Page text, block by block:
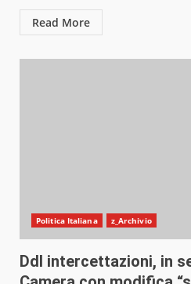
Read More
Politica Italiana z_Archivio
Ddl intercettazioni, in